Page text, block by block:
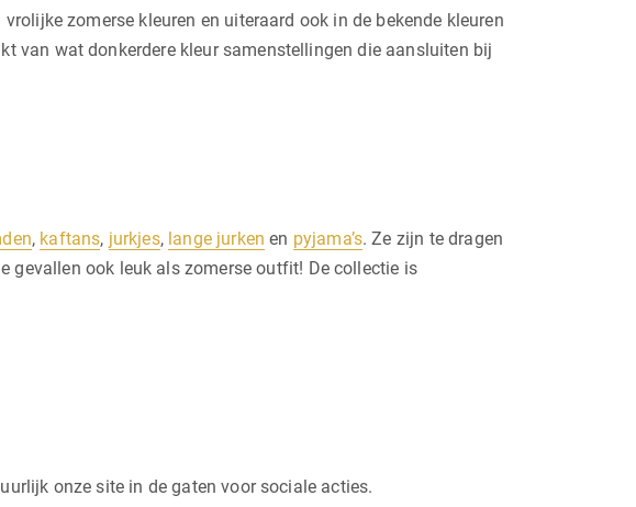
zomerse kleuren en uiteraard ook in de bekende kleuren
van wat donkerdere kleur samenstellingen die aansluiten bij
, kaftans, jurkjes, lange jurken en pyjama’s. Ze zijn te dragen
gevallen ook leuk als zomerse outfit! De collectie is
onze site in de gaten voor sociale acties.